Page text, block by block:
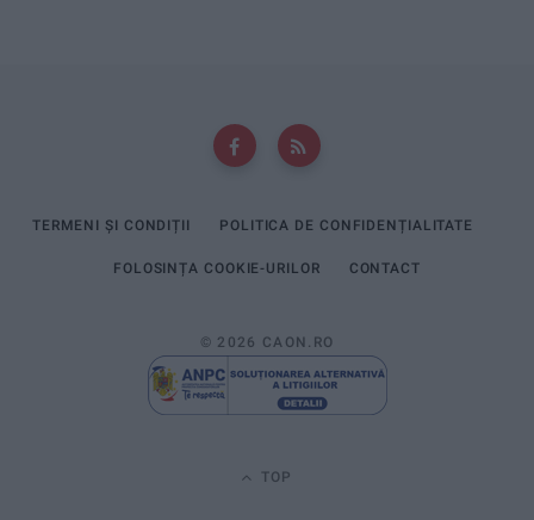
TERMENI ȘI CONDIȚII POLITICA DE CONFIDENȚIALITATE
FOLOSINȚA COOKIE-URILOR CONTACT
© 2026 CAON.RO
TOP